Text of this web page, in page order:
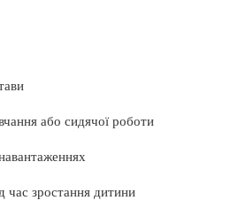
або сидячої роботи
час зростання дитини